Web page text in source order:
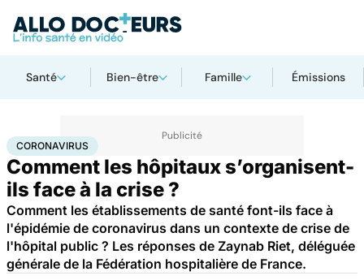
Santé Bien-être Famille Émissions
AccueilSantéMaladies Coronavirus
CORONAVIRUS
Comment les hôpitaux s’organisent-
ils face à la crise ?
Comment les établissements de santé font-ils face à
l'épidémie de coronavirus dans un contexte de crise de
l'hôpital public ? Les réponses de Zaynab Riet, déléguée
générale de la Fédération hospitalière de France.